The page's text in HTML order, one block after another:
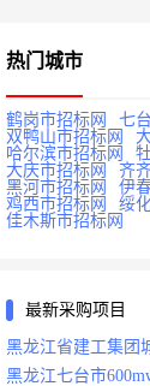
热门城市
鹤岗市招标网
七
双鸭山市招标网
哈尔滨市招标网
大庆市招标网
齐
黑河市招标网
伊
鸡西市招标网
绥
佳木斯市招标网
最新采购项目
黑龙江省建工集团
黑龙江七台市